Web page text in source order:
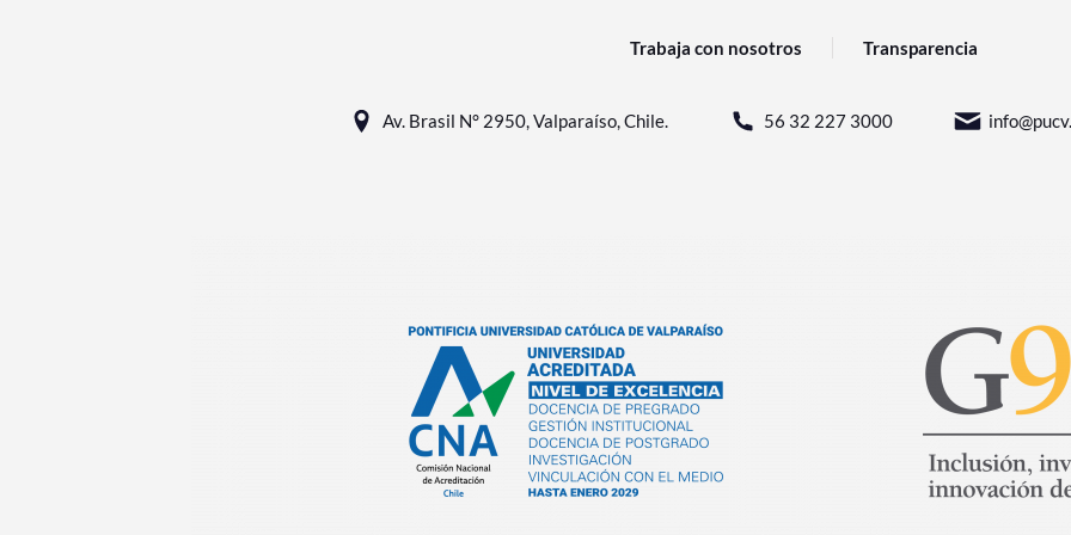
Trabaja con nosotros Transparencia
Av. Brasil N° 2950, Valparaíso, Chile. 56 32 227 3000